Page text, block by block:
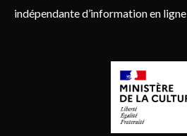
indépendante d’information en ligne